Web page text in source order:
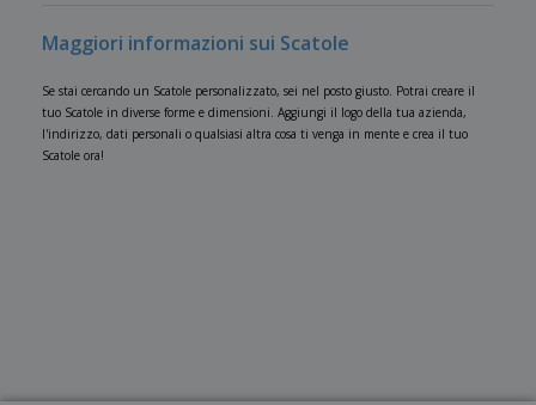
Maggiori informazioni sui Scatole
Se stai cercando un Scatole personalizzato, sei nel posto giusto. Potrai creare il
tuo Scatole in diverse forme e dimensioni. Aggiungi il logo della tua azienda,
l'indirizzo, dati personali o qualsiasi altra cosa ti venga in mente e crea il tuo
Scatole ora!